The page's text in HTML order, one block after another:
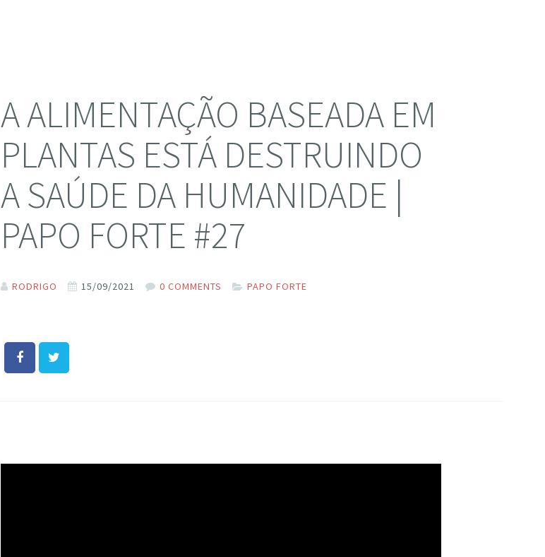
A ALIMENTAÇÃO BASEADA EM
PLANTAS ESTÁ DESTRUINDO
A SAÚDE DA HUMANIDADE |
PAPO FORTE #27
RODRIGO 15/09/2021 0 COMMENTS PAPO FORTE